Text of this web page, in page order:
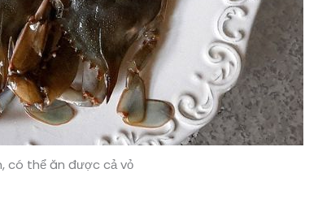
có thể ăn được cả vỏ